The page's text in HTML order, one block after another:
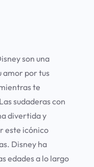
son una
amor por tus
te
sudaderas con
divertida y
este icónico
Disney ha
edades a lo largo